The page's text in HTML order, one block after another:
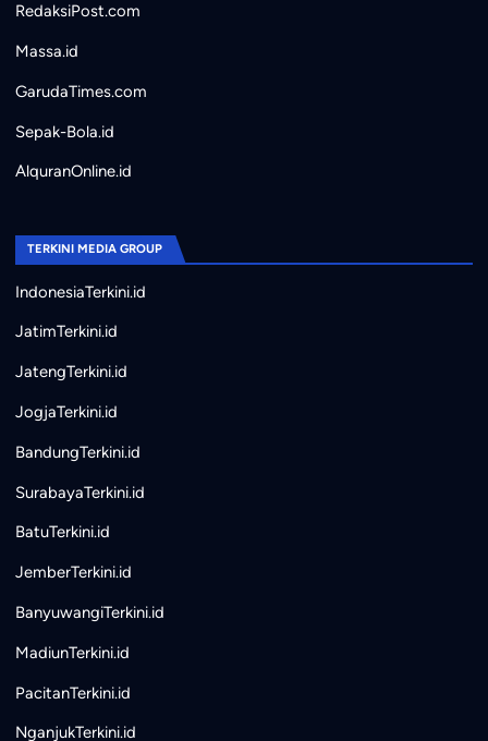
RedaksiPost.com
Massa.id
GarudaTimes.com
Sepak-Bola.id
AlquranOnline.id
TERKINI MEDIA GROUP
IndonesiaTerkini.id
JatimTerkini.id
JatengTerkini.id
JogjaTerkini.id
BandungTerkini.id
SurabayaTerkini.id
BatuTerkini.id
JemberTerkini.id
BanyuwangiTerkini.id
MadiunTerkini.id
PacitanTerkini.id
NganjukTerkini.id